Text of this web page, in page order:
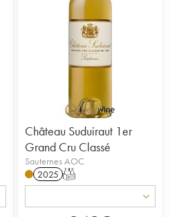
Château Suduiraut 1er
Grand Cru Classé
Sauternes AOC
2025 T